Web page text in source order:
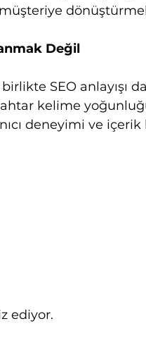
Değil
SEO anlayışı
kelime
deneyimi ve
ediyor.